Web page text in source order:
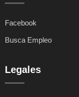
Facebook
Busca Empleo
Legales